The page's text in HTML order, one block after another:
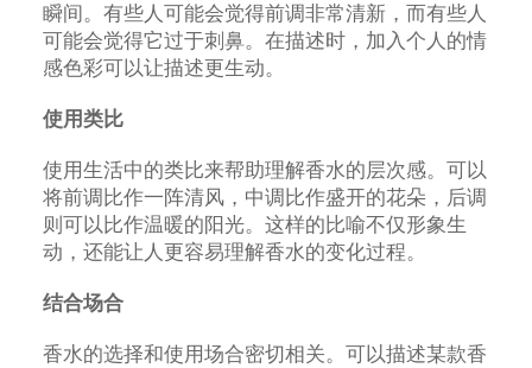
瞬间。有些人可能会觉得前调非常清新，而有些人
可能会觉得它过于刺鼻。在描述时，加入个人的情
感色彩可以让描述更生动。
使用类比
使用生活中的类比来帮助理解香水的层次感。可以
将前调比作一阵清风，中调比作盛开的花朵，后调
则可以比作温暖的阳光。这样的比喻不仅形象生
动，还能让人更容易理解香水的变化过程。
结合场合
香水的选择和使用场合密切相关。可以描述某款香